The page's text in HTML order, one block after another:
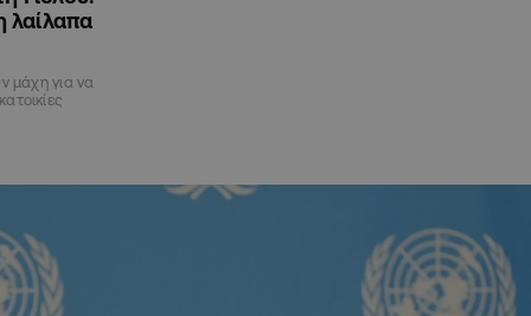
λαίλαπα
μάχη για να